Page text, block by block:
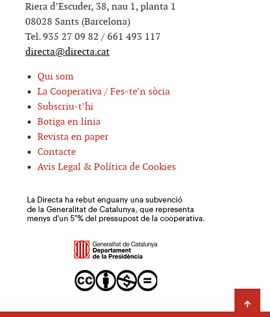
Riera d’Escuder, 38, nau 1, planta 1
08028 Sants (Barcelona)
Tel. 935 27 09 82 / 661 493 117
directa@directa.cat
Qui som
La Cooperativa / Fes-te’n sòcia
Subscriu-t’hi
Botiga en línia
Revista en paper
Contacte
Avis Legal & Política de Cookies